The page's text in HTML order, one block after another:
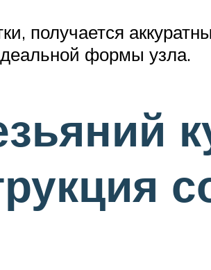
получается
формы узла.